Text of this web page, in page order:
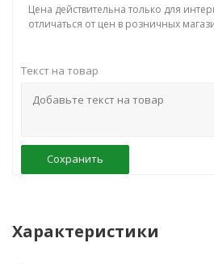
Цена действительна только для
отличаться от цен в розничных
Текст на товар
Сохранить
Характеристики